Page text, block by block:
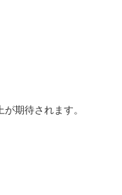
期待されます。